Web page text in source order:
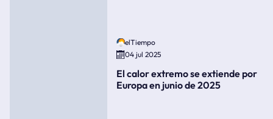
elTiempo
04 jul 2025
El calor extremo se extiende por
Europa en junio de 2025